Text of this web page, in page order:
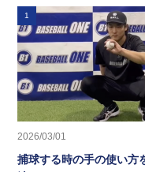
1
2026/03/01
捕球する時の手の使い方